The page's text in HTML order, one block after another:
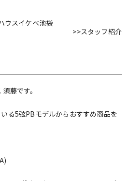
ウスイケベ池袋
>>スタッフ紹介
藤です。
る5弦PBモデルからおすすめ商品を